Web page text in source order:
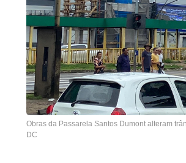
Obras da Passarela Santos Dumont alteram
DC